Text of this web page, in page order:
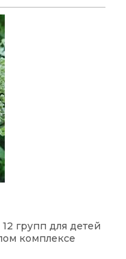
групп для детей
комплексе